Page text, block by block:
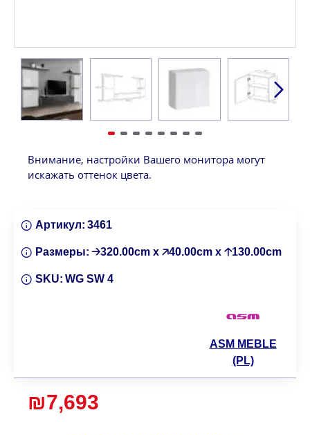
Внимание, настройки Вашего монитора могут
искажать оттенок цвета.
₪7,693
Артикул: 3461
Размеры: 🡢320.00cm x 🡥40.00cm x 🡡130.00cm
SKU: WG SW 4
ASM MEBLE
(PL)